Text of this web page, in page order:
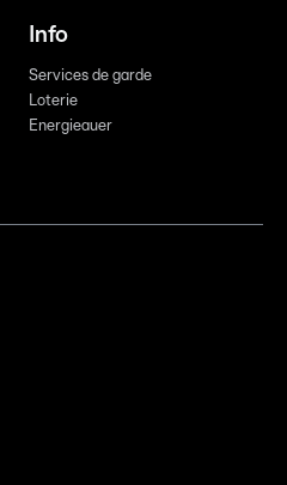
Info
Services de garde
Loterie
Energieauer